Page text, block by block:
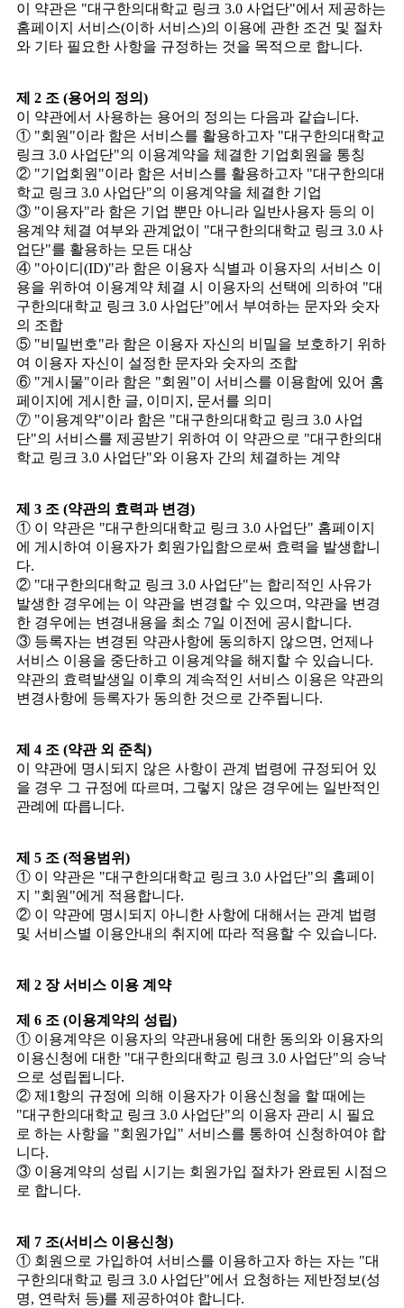
이 약관은 "대구한의대학교 링크 3.0 사업단"에서 제공하는
홈페이지 서비스(이하 서비스)의 이용에 관한 조건 및 절차
와 기타 필요한 사항을 규정하는 것을 목적으로 합니다.
제 2 조 (용어의 정의)
이 약관에서 사용하는 용어의 정의는 다음과 같습니다.
① "회원"이라 함은 서비스를 활용하고자 "대구한의대학교
링크 3.0 사업단"의 이용계약을 체결한 기업회원을 통칭
② "기업회원"이라 함은 서비스를 활용하고자 "대구한의대
학교 링크 3.0 사업단"의 이용계약을 체결한 기업
③ "이용자"라 함은 기업 뿐만 아니라 일반사용자 등의 이
용계약 체결 여부와 관계없이 "대구한의대학교 링크 3.0 사
업단"를 활용하는 모든 대상
④ "아이디(ID)"라 함은 이용자 식별과 이용자의 서비스 이
용을 위하여 이용계약 체결 시 이용자의 선택에 의하여 "대
구한의대학교 링크 3.0 사업단"에서 부여하는 문자와 숫자
의 조합
⑤ "비밀번호"라 함은 이용자 자신의 비밀을 보호하기 위하
여 이용자 자신이 설정한 문자와 숫자의 조합
⑥ "게시물"이라 함은 "회원"이 서비스를 이용함에 있어 홈
페이지에 게시한 글, 이미지, 문서를 의미
⑦ "이용계약"이라 함은 "대구한의대학교 링크 3.0 사업
단"의 서비스를 제공받기 위하여 이 약관으로 "대구한의대
학교 링크 3.0 사업단"와 이용자 간의 체결하는 계약
제 3 조 (약관의 효력과 변경)
① 이 약관은 "대구한의대학교 링크 3.0 사업단" 홈페이지
에 게시하여 이용자가 회원가입함으로써 효력을 발생합니
다.
② "대구한의대학교 링크 3.0 사업단"는 합리적인 사유가
발생한 경우에는 이 약관을 변경할 수 있으며, 약관을 변경
한 경우에는 변경내용을 최소 7일 이전에 공시합니다.
③ 등록자는 변경된 약관사항에 동의하지 않으면, 언제나
서비스 이용을 중단하고 이용계약을 해지할 수 있습니다.
약관의 효력발생일 이후의 계속적인 서비스 이용은 약관의
변경사항에 등록자가 동의한 것으로 간주됩니다.
제 4 조 (약관 외 준칙)
이 약관에 명시되지 않은 사항이 관계 법령에 규정되어 있
을 경우 그 규정에 따르며, 그렇지 않은 경우에는 일반적인
관례에 따릅니다.
제 5 조 (적용범위)
① 이 약관은 "대구한의대학교 링크 3.0 사업단"의 홈페이
지 "회원"에게 적용합니다.
② 이 약관에 명시되지 아니한 사항에 대해서는 관계 법령
및 서비스별 이용안내의 취지에 따라 적용할 수 있습니다.
제 2 장 서비스 이용 계약
제 6 조 (이용계약의 성립)
① 이용계약은 이용자의 약관내용에 대한 동의와 이용자의
이용신청에 대한 "대구한의대학교 링크 3.0 사업단"의 승낙
으로 성립됩니다.
② 제1항의 규정에 의해 이용자가 이용신청을 할 때에는
"대구한의대학교 링크 3.0 사업단"의 이용자 관리 시 필요
로 하는 사항을 "회원가입" 서비스를 통하여 신청하여야 합
니다.
③ 이용계약의 성립 시기는 회원가입 절차가 완료된 시점으
로 합니다.
제 7 조(서비스 이용신청)
① 회원으로 가입하여 서비스를 이용하고자 하는 자는 "대
구한의대학교 링크 3.0 사업단"에서 요청하는 제반정보(성
명, 연락처 등)를 제공하여야 합니다.